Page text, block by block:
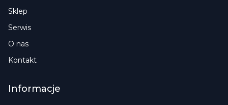
Sklep
Serwis
O nas
Kontakt
Informacje